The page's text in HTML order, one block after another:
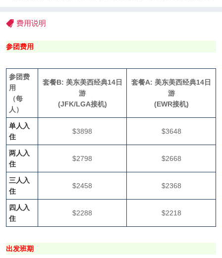
费用说明
参团费用
参团费
用
（每
人）
套餐B: 美东美西经典14日
游
(JFK/LGA接机)
套餐A: 美东美西经典14日
游
(EWR接机)
单人入
住
$3898 $3648
两人入
住
$2798 $2668
三人入
住
$2458 $2368
四人入
住
$2288 $2218
出发班期